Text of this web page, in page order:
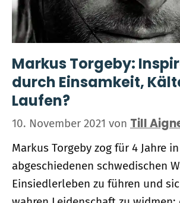
Markus Torgeby:
durch Einsamkeit,
Laufen?
10. November 2021 von Till
Markus Torgeby zog für 4 Jahre
abgeschiedenen schwedischen
Einsiedlerleben zu führen und